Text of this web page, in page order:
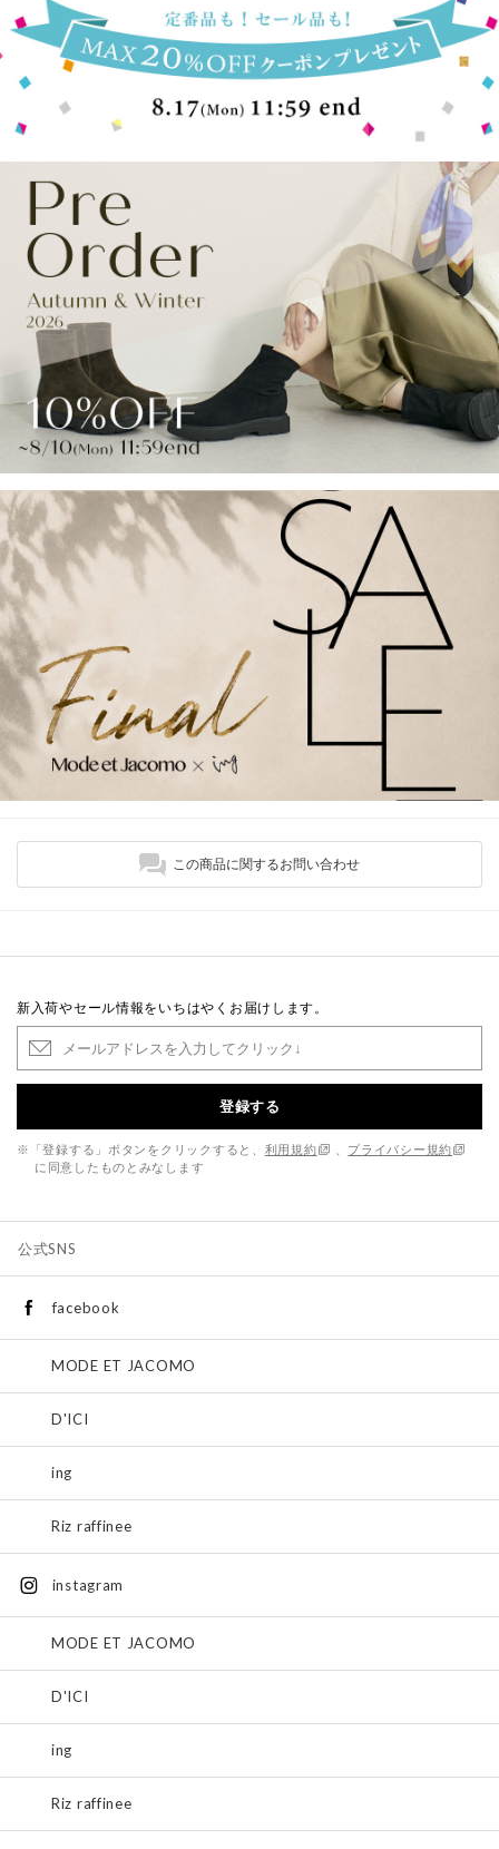
この商品に関するお問い合わせ
新入荷やセール情報をいちはやくお届けします。
登録する
※「登録する」ボタンをクリックすると、 利用規約
プライバシー規約
に同意したものとみなします
公式SNS
facebook
MODE ET JACOMO
D'ICI
ing
Riz raffinee
instagram
MODE ET JACOMO
D'ICI
ing
Riz raffinee